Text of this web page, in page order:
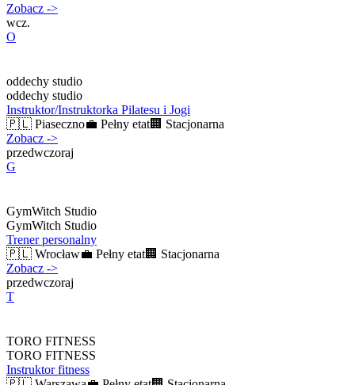
Zobacz ->
wcz.
O
oddechy studio
oddechy studio
Instruktor/Instruktorka Pilatesu i Jogi
🇵🇱 Piaseczno💼 Pełny etat🏢 Stacjonarna
Zobacz ->
przedwczoraj
G
GymWitch Studio
GymWitch Studio
Trener personalny
🇵🇱 Wrocław💼 Pełny etat🏢 Stacjonarna
Zobacz ->
przedwczoraj
T
TORO FITNESS
TORO FITNESS
Instruktor fitness